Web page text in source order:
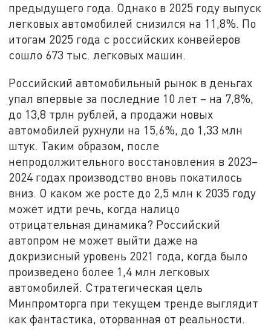
предыдущего года. Однако в 2025 году выпуск
легковых автомобилей снизился на 11,8%. По
итогам 2025 года с российских конвейеров
сошло 673 тыс. легковых машин.
Российский автомобильный рынок в деньгах
упал впервые за последние 10 лет – на 7,8%,
до 13,8 трлн рублей, а продажи новых
автомобилей рухнули на 15,6%, до 1,33 млн
штук. Таким образом, после
непродолжительного восстановления в 2023–
2024 годах производство вновь покатилось
вниз. О каком же росте до 2,5 млн к 2035 году
может идти речь, когда налицо
отрицательная динамика? Российский
автопром не может выйти даже на
докризисный уровень 2021 года, когда было
произведено более 1,4 млн легковых
автомобилей. Стратегическая цель
Минпромторга при текущем тренде выглядит
как фантастика, оторванная от реальности.